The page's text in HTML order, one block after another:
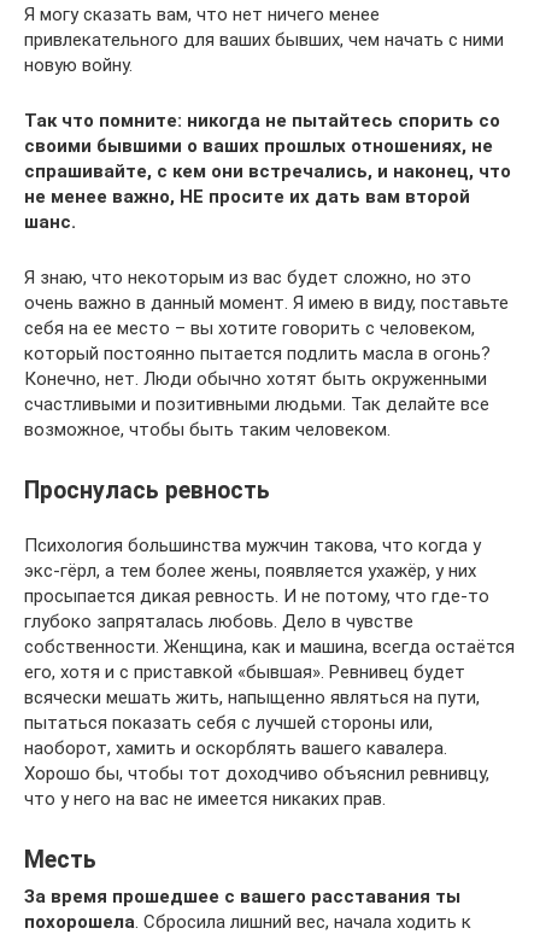
Я могу сказать вам, что нет ничего менее
привлекательного для ваших бывших, чем начать с ними
новую войну.
Так что помните: никогда не пытайтесь спорить со
своими бывшими о ваших прошлых отношениях, не
спрашивайте, с кем они встречались, и наконец, что
не менее важно, НЕ просите их дать вам второй
шанс.
Я знаю, что некоторым из вас будет сложно, но это
очень важно в данный момент. Я имею в виду, поставьте
себя на ее место – вы хотите говорить с человеком,
который постоянно пытается подлить масла в огонь?
Конечно, нет. Люди обычно хотят быть окруженными
счастливыми и позитивными людьми. Так делайте все
возможное, чтобы быть таким человеком.
Проснулась ревность
Психология большинства мужчин такова, что когда у
экс-гёрл, а тем более жены, появляется ухажёр, у них
просыпается дикая ревность. И не потому, что где-то
глубоко запряталась любовь. Дело в чувстве
собственности. Женщина, как и машина, всегда остаётся
его, хотя и с приставкой «бывшая». Ревнивец будет
всячески мешать жить, напыщенно являться на пути,
пытаться показать себя с лучшей стороны или,
наоборот, хамить и оскорблять вашего кавалера.
Хорошо бы, чтобы тот доходчиво объяснил ревнивцу,
что у него на вас не имеется никаких прав.
Месть
За время прошедшее с вашего расставания ты
похорошела. Сбросила лишний вес, начала ходить к